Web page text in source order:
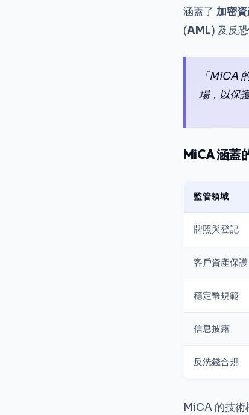
涵蓋了 加密
(AML) 及反
「MiCA
場，以保
MiCA 涵蓋
監管領域
牌照與登記
客戶資產保護
穩定幣規範
信息披露
反洗錢合規
MiCA 的技術